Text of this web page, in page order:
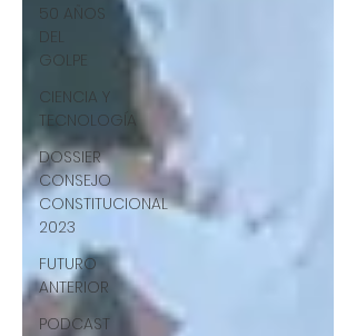
50 AÑOS
DEL
GOLPE
CIENCIA Y
TECNOLOGÍA
DOSSIER
CONSEJO
CONSTITUCIONAL
2023
FUTURO
ANTERIOR
PODCAST